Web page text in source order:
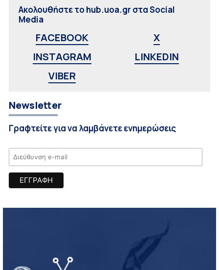
Ακολουθήστε το hub.uoa.gr στα Social
Media
FACEBOOK
X
INSTAGRAM
LINKEDIN
VIBER
Newsletter
Γραφτείτε για να λαμβάνετε ενημερώσεις